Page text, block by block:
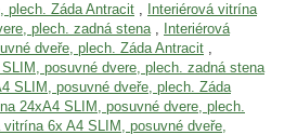
plech. Záda Antracit ,
Interiérová vitrína
plech. zadná stena ,
Interiérová
dveře, plech. Záda Antracit ,
posuvné dvere, plech. zadná stena
SLIM, posuvné dveře, plech. Záda
24xA4 SLIM, posuvné dvere, plech.
vitrína 6x A4 SLIM, posuvné dveře,